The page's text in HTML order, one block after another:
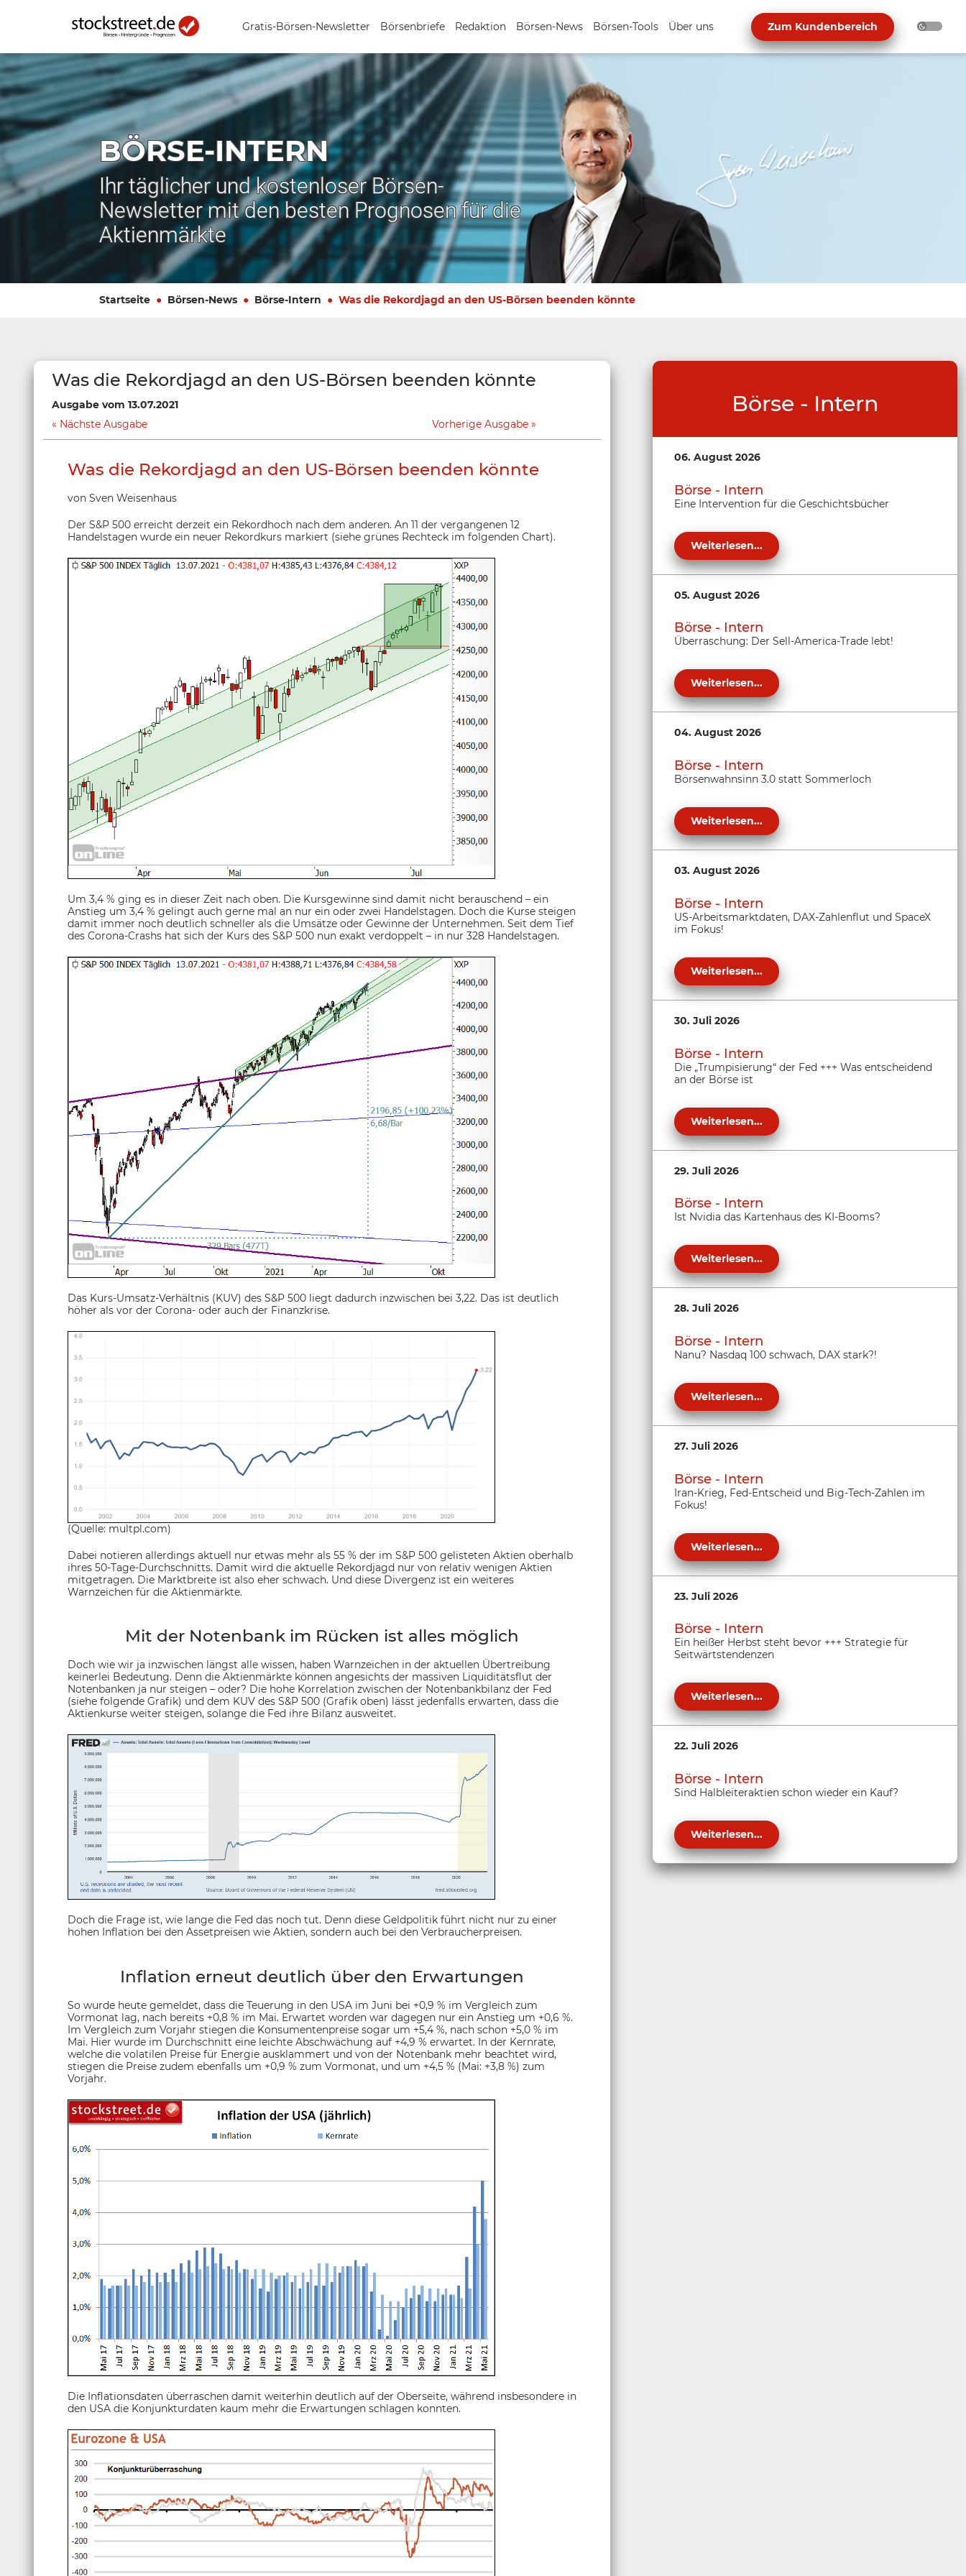
Gratis-Börsen-Newsletter Börsenbriefe Redaktion Börsen-News Börsen-Tools Über uns Zum Kundenbereich
BÖRSE-INTERN
Ihr täglicher und kostenloser Börsen-
Newsletter mit den besten Prognosen für die
Aktienmärkte
Startseite Börsen-News Börse-Intern Was die Rekordjagd an den US-Börsen beenden könnte
Was die Rekordjagd an den US-Börsen beenden könnte
Ausgabe vom 13.07.2021
Nächste Ausgabe
Vorherige Ausgabe
Was die Rekordjagd an den US-Börsen beenden könnte
von Sven Weisenhaus
Der S&P 500 erreicht derzeit ein Rekordhoch nach dem anderen. An 11 der vergangenen 12
Handelstagen wurde ein neuer Rekordkurs markiert (siehe grünes Rechteck im folgenden Chart).
Um 3,4 % ging es in dieser Zeit nach oben. Die Kursgewinne sind damit nicht berauschend – ein
Anstieg um 3,4 % gelingt auch gerne mal an nur ein oder zwei Handelstagen. Doch die Kurse steigen
damit immer noch deutlich schneller als die Umsätze oder Gewinne der Unternehmen. Seit dem Tief
des Corona-Crashs hat sich der Kurs des S&P 500 nun exakt verdoppelt – in nur 328 Handelstagen.
Das Kurs-Umsatz-Verhältnis (KUV) des S&P 500 liegt dadurch inzwischen bei 3,22. Das ist deutlich
höher als vor der Corona- oder auch der Finanzkrise.
(Quelle: multpl.com)
Dabei notieren allerdings aktuell nur etwas mehr als 55 % der im S&P 500 gelisteten Aktien oberhalb
ihres 50-Tage-Durchschnitts. Damit wird die aktuelle Rekordjagd nur von relativ wenigen Aktien
mitgetragen. Die Marktbreite ist also eher schwach. Und diese Divergenz ist ein weiteres
Warnzeichen für die Aktienmärkte.
Mit der Notenbank im Rücken ist alles möglich
Doch wie wir ja inzwischen längst alle wissen, haben Warnzeichen in der aktuellen Übertreibung
keinerlei Bedeutung. Denn die Aktienmärkte können angesichts der massiven Liquiditätsflut der
Notenbanken ja nur steigen – oder? Die hohe Korrelation zwischen der Notenbankbilanz der Fed
(siehe folgende Grafik) und dem KUV des S&P 500 (Grafik oben) lässt jedenfalls erwarten, dass die
Aktienkurse weiter steigen, solange die Fed ihre Bilanz ausweitet.
Doch die Frage ist, wie lange die Fed das noch tut. Denn diese Geldpolitik führt nicht nur zu einer
hohen Inflation bei den Assetpreisen wie Aktien, sondern auch bei den Verbraucherpreisen.
Inflation erneut deutlich über den Erwartungen
So wurde heute gemeldet, dass die Teuerung in den USA im Juni bei +0,9 % im Vergleich zum
Vormonat lag, nach bereits +0,8 % im Mai. Erwartet worden war dagegen nur ein Anstieg um +0,6 %.
Im Vergleich zum Vorjahr stiegen die Konsumentenpreise sogar um +5,4 %, nach schon +5,0 % im
Mai. Hier wurde im Durchschnitt eine leichte Abschwächung auf +4,9 % erwartet. In der Kernrate,
welche die volatilen Preise für Energie ausklammert und von der Notenbank mehr beachtet wird,
stiegen die Preise zudem ebenfalls um +0,9 % zum Vormonat, und um +4,5 % (Mai: +3,8 %) zum
Vorjahr.
Die Inflationsdaten überraschen damit weiterhin deutlich auf der Oberseite, während insbesondere in
den USA die Konjunkturdaten kaum mehr die Erwartungen schlagen konnten.
Börse - Intern
06. August 2026
Börse - Intern
Eine Intervention für die Geschichtsbücher
Weiterlesen...
05. August 2026
Börse - Intern
Überraschung: Der Sell-America-Trade lebt!
Weiterlesen...
04. August 2026
Börse - Intern
Börsenwahnsinn 3.0 statt Sommerloch
Weiterlesen...
03. August 2026
Börse - Intern
US-Arbeitsmarktdaten, DAX-Zahlenflut und SpaceX
im Fokus!
Weiterlesen...
30. Juli 2026
Börse - Intern
Die „Trumpisierung“ der Fed +++ Was entscheidend
an der Börse ist
Weiterlesen...
29. Juli 2026
Börse - Intern
Ist Nvidia das Kartenhaus des KI-Booms?
Weiterlesen...
28. Juli 2026
Börse - Intern
Nanu? Nasdaq 100 schwach, DAX stark?!
Weiterlesen...
27. Juli 2026
Börse - Intern
Iran-Krieg, Fed-Entscheid und Big-Tech-Zahlen im
Fokus!
Weiterlesen...
23. Juli 2026
Börse - Intern
Ein heißer Herbst steht bevor +++ Strategie für
Seitwärtstendenzen
Weiterlesen...
22. Juli 2026
Börse - Intern
Sind Halbleiteraktien schon wieder ein Kauf?
Weiterlesen...